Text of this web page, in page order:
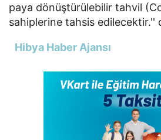
paya dönüştürülebilir tahvil
sahiplerine tahsis edilecektir.''
Hibya Haber Ajansı